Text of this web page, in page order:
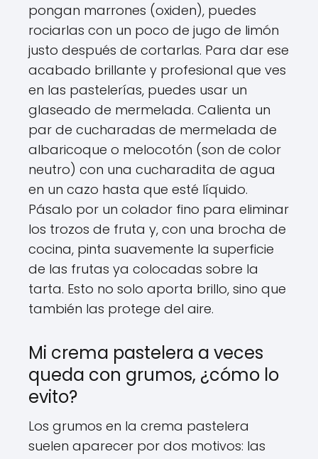
pongan marrones (oxiden), puedes
rociarlas con un poco de jugo de limón
justo después de cortarlas. Para dar ese
acabado brillante y profesional que ves
en las pastelerías, puedes usar un
glaseado de mermelada. Calienta un
par de cucharadas de mermelada de
albaricoque o melocotón (son de color
neutro) con una cucharadita de agua
en un cazo hasta que esté líquido.
Pásalo por un colador fino para eliminar
los trozos de fruta y, con una brocha de
cocina, pinta suavemente la superficie
de las frutas ya colocadas sobre la
tarta. Esto no solo aporta brillo, sino que
también las protege del aire.
Mi crema pastelera a veces
queda con grumos, ¿cómo lo
evito?
Los grumos en la crema pastelera
suelen aparecer por dos motivos: las